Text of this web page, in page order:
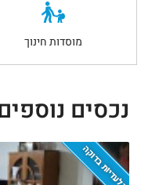
מוסדות חינוך
נכסים
בלעדיות בדוקה